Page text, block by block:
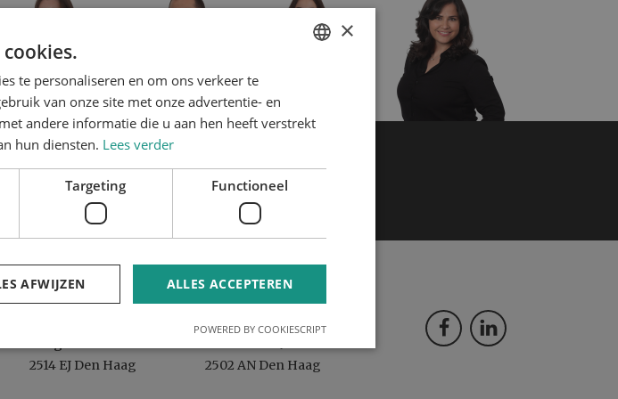
2514 EJ Den Haag
Postadres
2502 AN Den Haag
ENGLISH
DUTCH
×
te personaliseren en om ons verkeer te
van onze site met onze advertentie- en
andere informatie die u aan hen heeft verstrekt
hun diensten. Lees verder
Targeting Functioneel
ALLES ACCEPTEREN
AFWIJZEN
POWERED BY COOKIESCRIPT